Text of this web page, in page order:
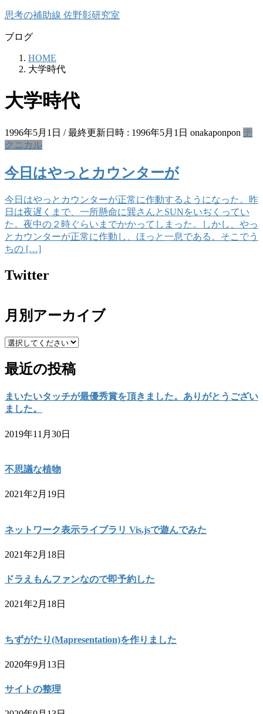
コ
テ
ス
キ
ナ
ゲ
ン
に
思考の補助線 佐野彰研究室
ブログ
HOME
大学時代
大学時代
1996年5月1日 / 最終更新日時 : 1996年5月1日 onakaponpon テ
クニカル
今日はやっとカウンターが
今日はやっとカウンターが正常に作動するようになった。昨
日は夜遅くまで、一所懸命に巽さんとSUNをいぢくってい
た。夜中の２時ぐらいまでかかってしまった。しかし、やっ
とカウンターが正常に作動し、ほっと一息である。そこでう
ちの […]
Twitter
月別アーカイブ
最近の投稿
まいたいタッチが最優秀賞を頂きました。ありがとうござい
ました。
2019年11月30日
不思議な植物
2021年2月19日
ネットワーク表示ライブラリ Vis.jsで遊んでみた
2021年2月18日
ドラえもんファンなので即予約した
2021年2月18日
ちずがたり(Mapresentation)を作りました
2020年9月13日
サイトの整理